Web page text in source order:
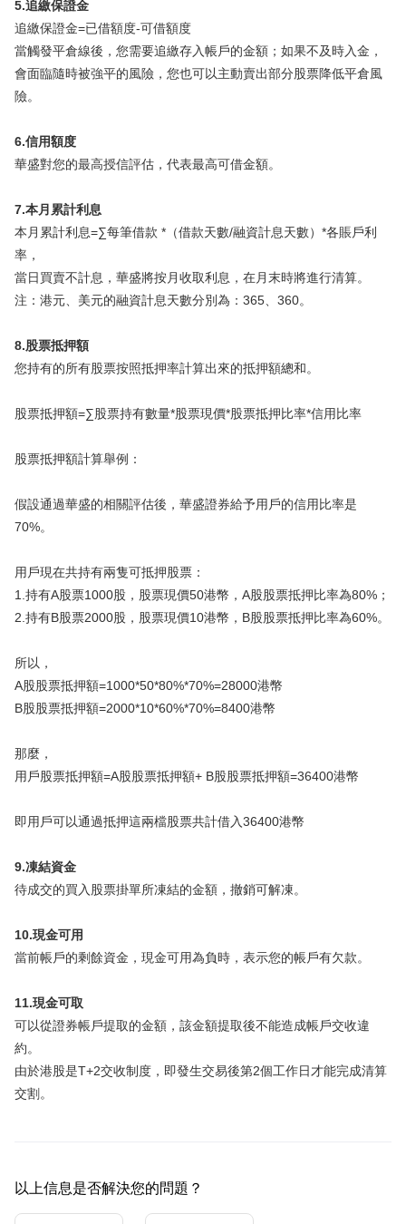
5.追繳保證金
追繳保證金=已借額度-可借額度
當觸發平倉線後，您需要追繳存入帳戶的金額；如果不及時入金，
會面臨隨時被強平的風險，您也可以主動賣出部分股票降低平倉風
險。
6.信用額度
華盛對您的最高授信評估，代表最高可借金額。
7.本月累計利息
本月累計利息=∑每筆借款 *（借款天數/融資計息天數）*各賬戶利
率 ，
當日買賣不計息，華盛將按月收取利息，在月末時將進行清算。
注：港元、美元的融資計息天數分別為：365、360。
8.股票抵押額
您持有的所有股票按照抵押率計算出來的抵押額總和。
股票抵押額=∑股票持有數量*股票現價*股票抵押比率*信用比率
股票抵押額計算舉例：
假設通過華盛的相關評估後，華盛證券給予用戶的信用比率是
70%。
用戶現在共持有兩隻可抵押股票：
1.持有A股票1000股，股票現價50港幣，A股股票抵押比率為80%；
2.持有B股票2000股，股票現價10港幣，B股股票抵押比率為60%。
所以，
A股股票抵押額=1000*50*80%*70%=28000港幣
B股股票抵押額=2000*10*60%*70%=8400港幣
那麼，
用戶股票抵押額=A股股票抵押額+ B股股票抵押額=36400港幣
即用戶可以通過抵押這兩檔股票共計借入36400港幣
9.凍結資金
待成交的買入股票掛單所凍結的金額，撤銷可解凍。
10.現金可用
當前帳戶的剩餘資金，現金可用為負時，表示您的帳戶有欠款。
11.現金可取
可以從證券帳戶提取的金額，該金額提取後不能造成帳戶交收違
約。
由於港股是T+2交收制度，即發生交易後第2個工作日才能完成清算
交割。
以上信息是否解決您的問題？